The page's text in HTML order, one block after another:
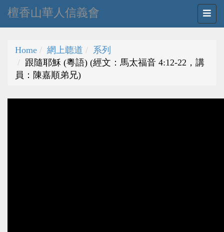
檀香山華人信義會
Home 網上聼道
系列
跟隨耶穌 (粵語) (經文：馬太福音 4:12-22，講
員：陳嘉順弟兄)